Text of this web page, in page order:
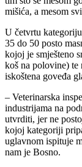
mišića, a mesom
U četvrtu
35 do 50 posto
kojoj je smješteno
koš na polovine) te
iskoštena goveđa
– Veterinarska
industrijama na
utvrditi, jer ne
kojoj kategoriji
uglavnom ispituje
nam je Bosno.